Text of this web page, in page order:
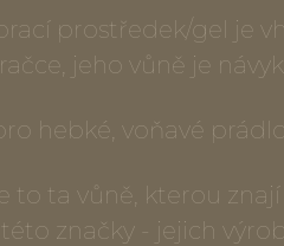
prostředek/gel je
jeho vůně je
hebké, voňavé
to ta vůně, kterou
značky - jejich